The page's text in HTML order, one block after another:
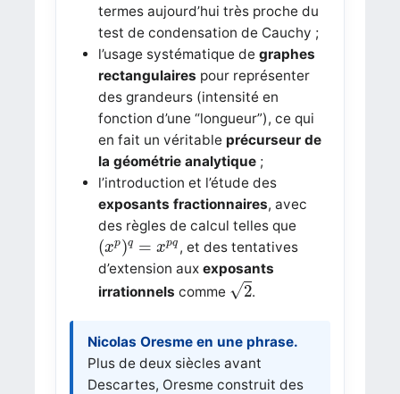
termes aujourd’hui très proche du
test de condensation de Cauchy ;
l’usage systématique de graphes
rectangulaires pour représenter
des grandeurs (intensité en
fonction d’une “longueur”), ce qui
en fait un véritable précurseur de
la géométrie analytique;
l’introduction et l’étude des
exposants fractionnaires, avec
des règles de calcul telles que
(xp)q = xpq
( xp)q= x pq, et des tentatives
d’extension aux exposants
irrationnels comme √2
2
.
Nicolas Oresme en une phrase.
Plus de deux siècles avant
Descartes, Oresme construit des